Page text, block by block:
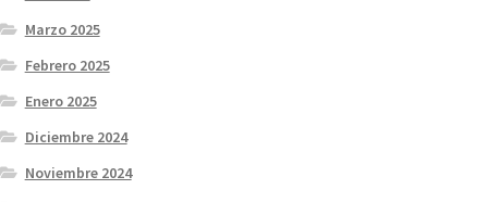
Marzo 2025
Febrero 2025
Enero 2025
Diciembre 2024
Noviembre 2024